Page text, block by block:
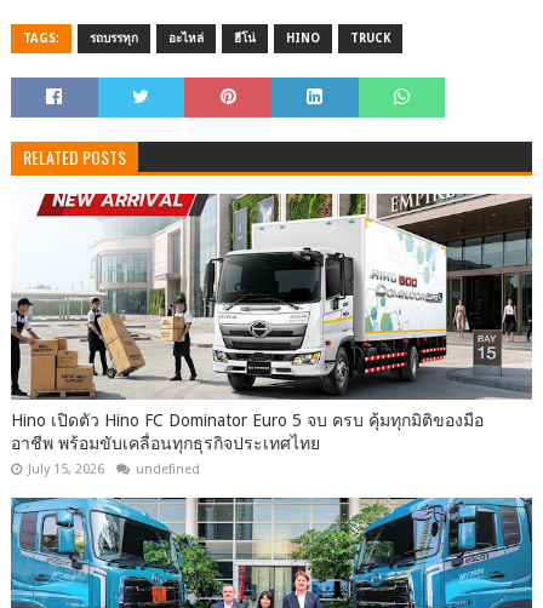
TAGS: รถบรรทุก อะไหล่ ฮีโน่ HINO TRUCK
RELATED POSTS
Hino เปิดตัว Hino FC Dominator Euro 5 จบ ครบ คุ้มทุกมิติของมือ
อาชีพ พร้อมขับเคลื่อนทุกธุรกิจประเทศไทย
July 15, 2026 undefined